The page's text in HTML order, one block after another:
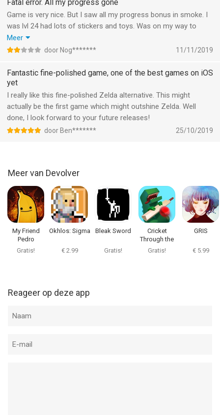
Fatal error. All my progress gone
Game is very nice. But I saw all my progress bonus in smoke. I
was lvl 24 had lots of stickers and toys. Was on my way to
defeat the end boss once again and then... poof. White screen :
FATAL ERROR... some array blabla. Can’t access my progress
gives me options to start a new story. My old one, with all the
goodies... gone. I’m very, very, very sad an disappointed about
this.
Meer
door Nog******* 11/11/2019
Fantastic fine-polished game, one of the best games on iOS
yet
I really like this fine-polished Zelda alternative. This might
actually be the first game which might outshine Zelda. Well
done, I look forward to your future releases!
door Ben******* 25/10/2019
Meer van Devolver
My Friend
Pedro
Gratis!
Okhlos: Sigma
€ 2.99
Bleak Sword
Gratis!
Cricket
Through the
Ages
Gratis!
GRIS
€ 5.99
Reageer op deze app